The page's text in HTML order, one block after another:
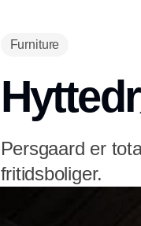
Furniture
Persgaard er
fritidsboliger.